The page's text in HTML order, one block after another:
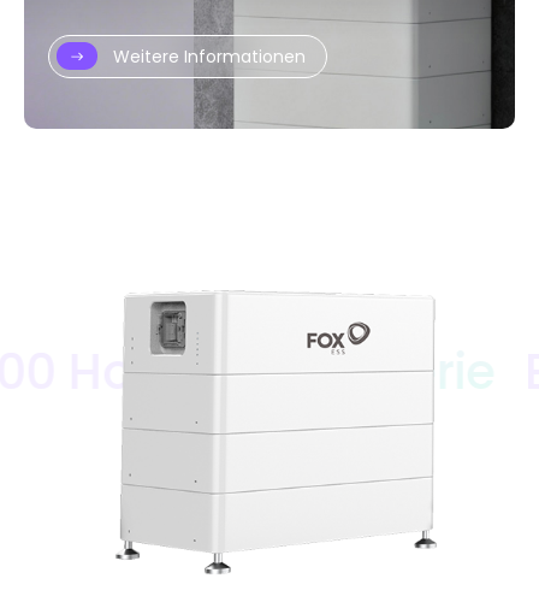
Weitere Informationen
Hochvolt-Batterie